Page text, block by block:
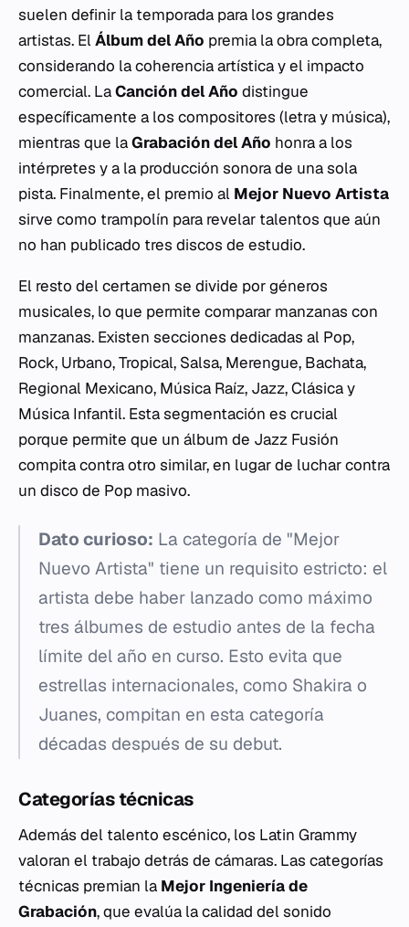
suelen definir la temporada para los grandes
artistas. ElÁlbum del Año premia la obra completa,
considerando la coherencia artística y el impacto
comercial. LaCanción del Año distingue
específicamente a los compositores (letra y música),
mientras que laGrabación del Año honra a los
intérpretes y a la producción sonora de una sola
pista. Finalmente, el premio al Mejor Nuevo Artista
sirve como trampolín para revelar talentos que aún
no han publicado tres discos de estudio.
El resto del certamen se divide por géneros
musicales, lo que permite comparar manzanas con
manzanas. Existen secciones dedicadas al Pop,
Rock, Urbano, Tropical, Salsa, Merengue, Bachata,
Regional Mexicano, Música Raíz, Jazz, Clásica y
Música Infantil. Esta segmentación es crucial
porque permite que un álbum de Jazz Fusión
compita contra otro similar, en lugar de luchar contra
un disco de Pop masivo.
Dato curioso: La categoría de "Mejor
Nuevo Artista" tiene un requisito estricto: el
artista debe haber lanzado como máximo
tres álbumes de estudio antes de la fecha
límite del año en curso. Esto evita que
estrellas internacionales, como Shakira o
Juanes, compitan en esta categoría
décadas después de su debut.
Categorías técnicas
Además del talento escénico, los Latin Grammy
valoran el trabajo detrás de cámaras. Las categorías
técnicas premian la Mejor Ingeniería de
Grabación, que evalúa la calidad del sonido